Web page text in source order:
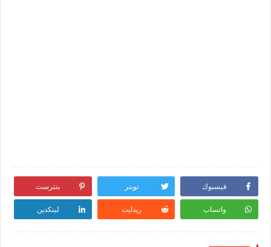
فيسبوك تويتر بنترست
واتساب ريدايت لينكدين